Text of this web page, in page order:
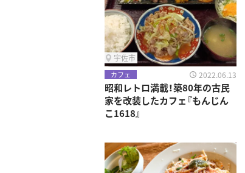
宇佐市
カフェ 2022.06.13
昭和レトロ満載！築80年の古民
家を改装したカフェ『もんじん
こ1618』